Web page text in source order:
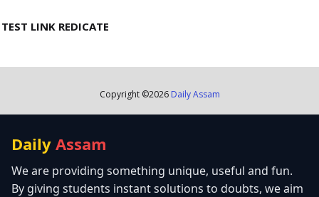
TEST LINK REDICATE
Copyright ©2026 Daily Assam
Daily Assam
We are providing something unique, useful and fun.
By giving students instant solutions to doubts, we aim